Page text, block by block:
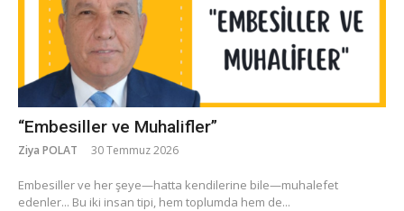
“Embesiller ve Muhalifler”
Ziya POLAT 30 Temmuz 2026
​Embesiller ve her şeye—hatta kendilerine bile—muhalefet
edenler... Bu iki insan tipi, hem toplumda hem de...